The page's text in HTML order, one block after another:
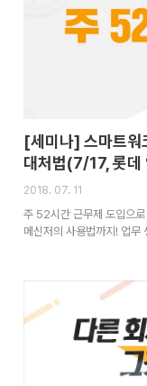
[세미나] 스마트워
대처법(7/17, 롯데
2018. 07. 11
주 52시간 근무제 도입으
메신저의 사용법까지! 업무